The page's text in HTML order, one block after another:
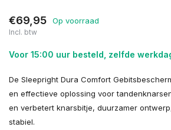
€69,95 Op voorraad
Incl. btw
Voor 15:00 uur besteld, zelfde
De Sleepright Dura Comfort
en effectieve oplossing voor
en verbetert knarsbitje, duurzamer
stabiel.